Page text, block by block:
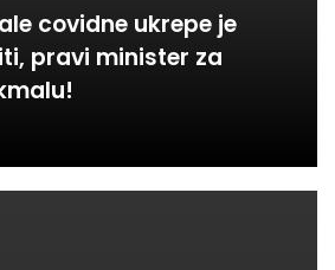
covidne ukrepe je
pravi minister za